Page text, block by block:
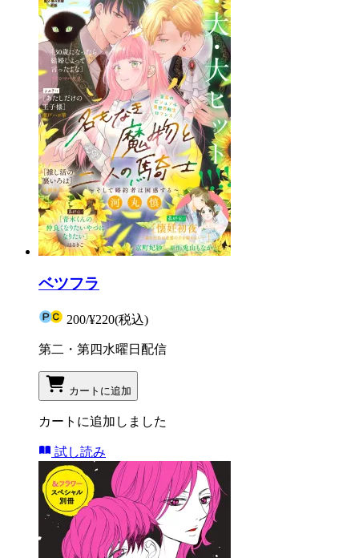
ベツフラ
200/¥220(税込)
第二・第四水曜日配信
カートに追加
カートに追加しました
試し読み